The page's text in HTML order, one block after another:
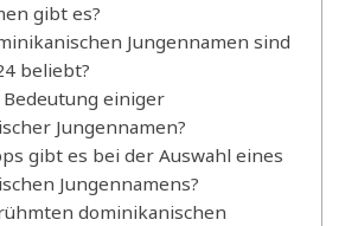
gibt es?
Jungennamen sind
beliebt?
Bedeutung einiger
Jungennamen?
gibt es bei der Auswahl eines
Jungennamens?
dominikanischen